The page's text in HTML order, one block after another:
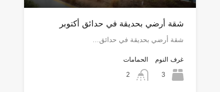
شقة أرضي بحديقة في حدائق أكتوبر
شقة أرضي بحديقة في حدائق…
غرف النوم
3
الحمامات
2